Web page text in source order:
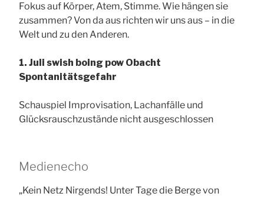
Fokus auf Körper, Atem, Stimme. Wie hängen sie
zusammen? Von da aus richten wir uns aus – in die
Welt und zu den Anderen.
1. Juli swish boing pow Obacht
Spontanitätsgefahr
Schauspiel Improvisation, Lachanfälle und
Glücksrauschzustände nicht ausgeschlossen
Medienecho
„Kein Netz Nirgends! Unter Tage die Berge von